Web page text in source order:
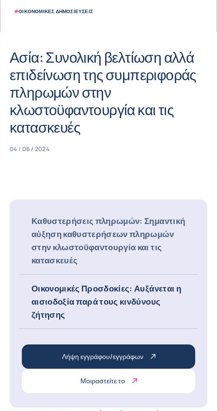
#ΟΙΚΟΝΟΜΙΚΈΣ ΔΗΜΟΣΙΕΎΣΕΙΣ
Ασία: Συνολική βελτίωση αλλά
επιδείνωση της συμπεριφοράς
πληρωμών στην
κλωστοϋφαντουργία και τις
κατασκευές
04 / 06 / 2024
Καθυστερήσεις πληρωμών: Σημαντική
αύξηση καθυστερήσεων πληρωμών
στην κλωστοϋφαντουργία και τις
κατασκευές
Οικονομικές Προσδοκίες: Αυξάνεται η
αισιοδοξία παρά τους κινδύνους
ζήτησης
Λήψη εγγράφου/εγγράφων
Μοιραστείτε το